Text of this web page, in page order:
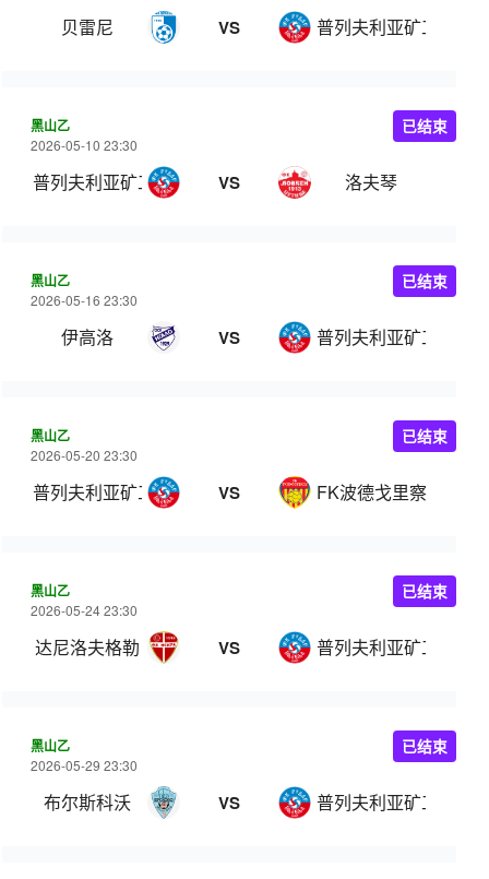
贝雷尼 VS 普列夫利亚矿工
黑山乙
2026-05-10 23:30
普列夫利亚矿工 VS 洛夫琴
已结束
黑山乙
2026-05-16 23:30
伊高洛 VS 普列夫利亚矿工
已结束
黑山乙
2026-05-20 23:30
普列夫利亚矿工 VS FK波德戈里察
已结束
黑山乙
2026-05-24 23:30
达尼洛夫格勒 VS 普列夫利亚矿工
已结束
黑山乙
2026-05-29 23:30
布尔斯科沃 VS 普列夫利亚矿工
已结束